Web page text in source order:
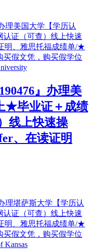
』办理美
★毕业证＋成绩
线上快速操
、在读证明